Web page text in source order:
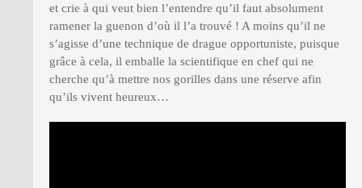
et crie à qui veut bien l’entendre qu’il faut absolument
ramener la guenon d’où il l’a trouvé ! A moins qu’il ne
s’agisse d’une technique de drague opportuniste, puisque
grâce à cela, il emballe la scientifique en chef qui ne
cherche qu’à mettre nos gorilles dans une réserve afin
qu’ils vivent heureux…